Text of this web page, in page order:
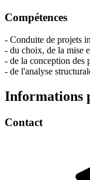
Compétences
- Conduite de projets
- du choix, de la mise
- de la conception des
- de l'analyse
Informations
Contact